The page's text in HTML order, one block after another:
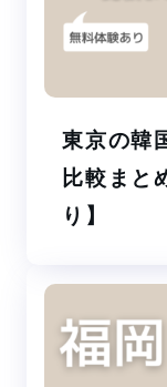
東京の韓
比較まと
り】